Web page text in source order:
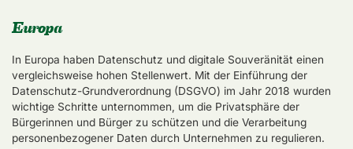
Europa
In Europa haben Datenschutz und digitale Souveränität einen
vergleichsweise hohen Stellenwert. Mit der Einführung der
Datenschutz-Grundverordnung (DSGVO) im Jahr 2018 wurden
wichtige Schritte unternommen, um die Privatsphäre der
Bürgerinnen und Bürger zu schützen und die Verarbeitung
personenbezogener Daten durch Unternehmen zu regulieren.